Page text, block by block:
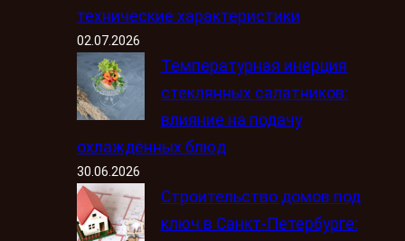
технические характеристики
02.07.2026
Температурная инерция
стеклянных салатников:
влияние на подачу
охлаждённых блюд
30.06.2026
Строительство домов под
ключ в Санкт-Петербурге: